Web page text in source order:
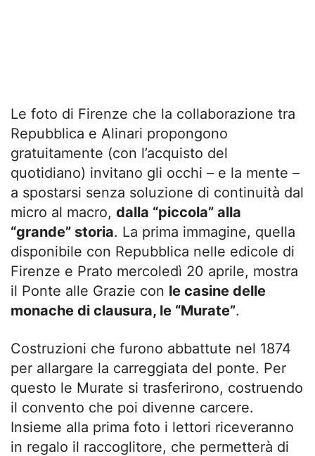
Le foto di Firenze che la collaborazione tra
Repubblica e Alinari propongono
gratuitamente (con l’acquisto del
quotidiano) invitano gli occhi – e la mente –
a spostarsi senza soluzione di continuità dal
micro al macro, dalla “piccola” alla
“grande” storia. La prima immagine, quella
disponibile con Repubblica nelle edicole di
Firenze e Prato mercoledì 20 aprile, mostra
il Ponte alle Grazie con le casine delle
monache di clausura, le “Murate”.
Costruzioni che furono abbattute nel 1874
per allargare la carreggiata del ponte. Per
questo le Murate si trasferirono, costruendo
il convento che poi divenne carcere.
Insieme alla prima foto i lettori riceveranno
in regalo il raccoglitore, che permetterà di